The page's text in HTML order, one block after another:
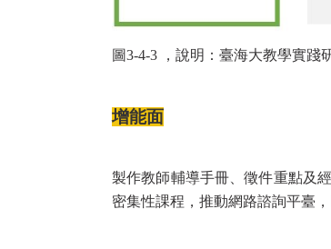
圖3-4-3 ，說明：臺海大教學實踐
增能面
製作教師輔導手冊、徵件重點及
密集性課程，推動網路諮詢平臺